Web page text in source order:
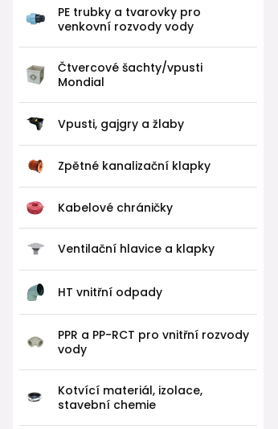
PE trubky a tvarovky pro
venkovní rozvody vody
Čtvercové šachty/vpusti
Mondial
Vpusti, gajgry a žlaby
Zpětné kanalizační klapky
Kabelové chráničky
Ventilační hlavice a klapky
HT vnitřní odpady
PPR a PP-RCT pro vnitřní rozvody
vody
Kotvící materiál, izolace,
stavební chemie